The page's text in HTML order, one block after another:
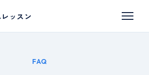
レッスン
FAQ